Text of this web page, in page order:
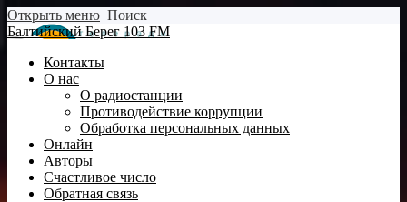
Открыть меню Поиск
Балтийский Берег 103 FM
Контакты
О нас
О радиостанции
Противодействие коррупции
Обработка персональных данных
Онлайн
Авторы
Счастливое число
Обратная связь